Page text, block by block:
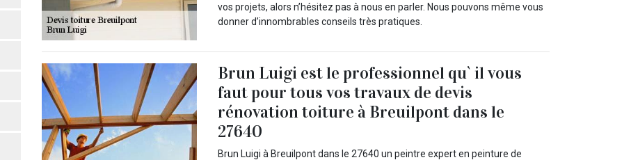
vos projets, alors n’hésitez pas à nous en parler. Nous pouvons même vous
donner d’innombrables conseils très pratiques.
Brun Luigi est le professionnel qu` il vous
faut pour tous vos travaux de devis
rénovation toiture à Breuilpont dans le
27640
Brun Luigi à Breuilpont dans le 27640 un peintre expert en peinture de